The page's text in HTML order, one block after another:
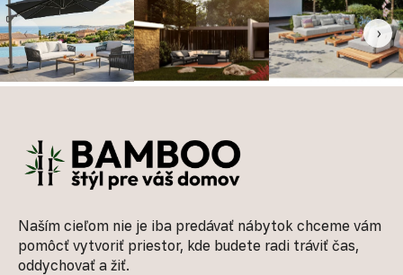
‹ ›
Naším cieľom nie je iba predávať nábytok chceme vám
pomôcť vytvoriť priestor, kde budete radi tráviť čas,
oddychovať a žiť.